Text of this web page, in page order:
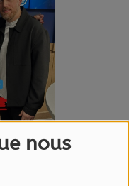
nous